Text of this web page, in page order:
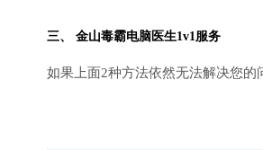
三、 金山毒霸电脑医生1v1服务
如果上面2种方法依然无法解决您的